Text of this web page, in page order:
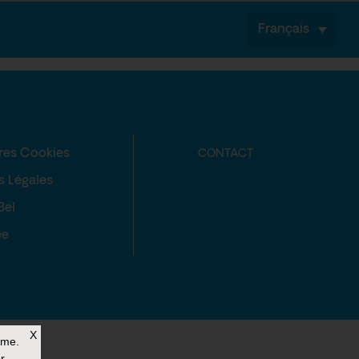
Français
Cookies
Légales
CONTACT
X